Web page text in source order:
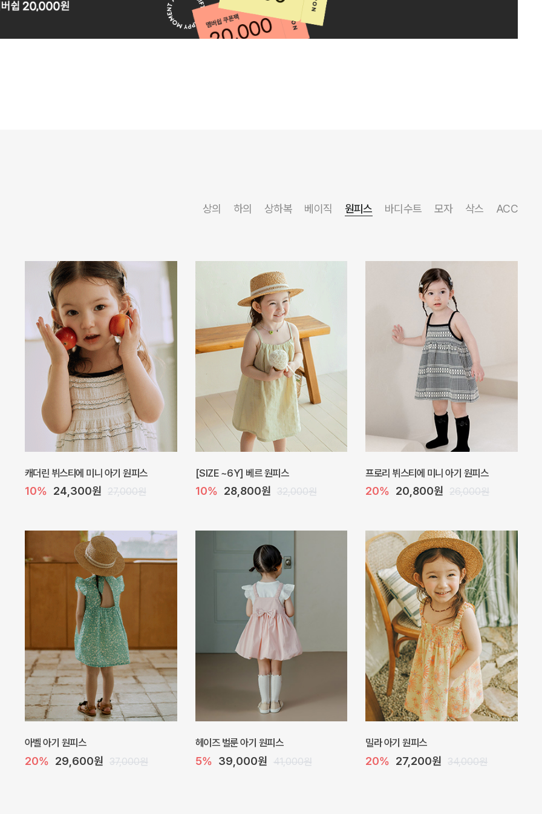
상의 하의 상하복 베이직 원피스 바디수트 모자 삭스 ACC
캐더린 뷔스티에 미니 아기 원피스
10% 24,300원 27,000원
[SIZE ~6Y] 베르 원피스
10% 28,800원 32,000원
프로리 뷔스티에 미니 아기 원피스
20% 20,800원 26,000원
아벨 아기 원피스
20% 29,600원 37,000원
헤이즈 벌룬 아기 원피스
5% 39,000원 41,000원
밀라 아기 원피스
20% 27,200원 34,000원